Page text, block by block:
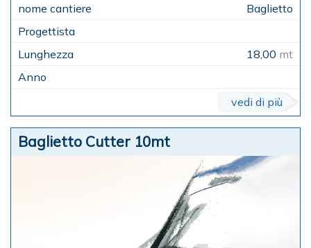
Baglietto
18,00 mt
vedi di più
Baglietto Cutter 10mt